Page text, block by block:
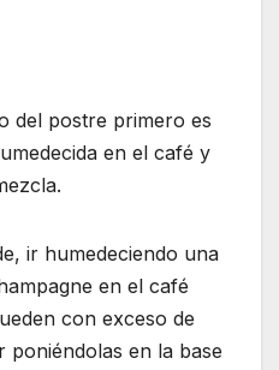
del postre primero es
en el café y
ir humedeciendo una
en el café
con exceso de
poniéndolas en la base